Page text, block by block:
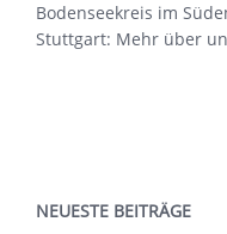
Bodenseekreis im
Stuttgart: Mehr über
NEUESTE BEITRÄGE